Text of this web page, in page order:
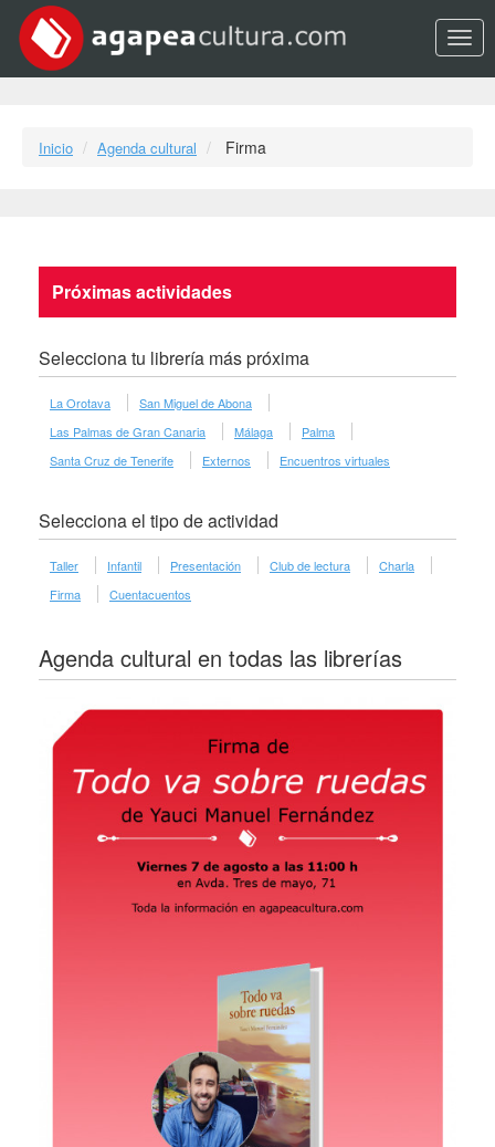
Inicio Agenda cultural Firma
Próximas actividades
Selecciona tu librería más próxima
La Orotava
San Miguel de Abona
Las Palmas de Gran Canaria
Málaga
Palma
Santa Cruz de Tenerife
Externos Encuentros virtuales
Selecciona el tipo de actividad
Taller Infantil Presentación Club de lectura
Charla
Firma
Cuentacuentos
Agenda cultural en todas las librerías